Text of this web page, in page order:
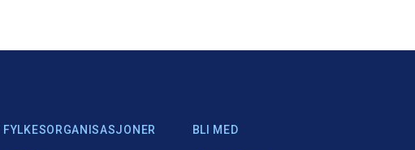
FYLKESORGANISASJONER BLI MED